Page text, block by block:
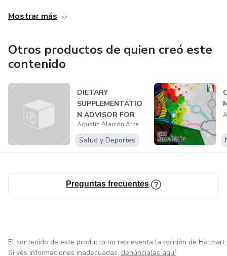
Ser la institución líder en educación deportiva en línea en el
por la formación de talentos pro-activos, capaces de
generar soluciones efectivas, por medio de la innovación
tecnológica en educación.
Respeto
Honestidad
Responsabilidad
Amor
Mostrar más
Otros productos de quien creó este
contenido
DIETARY
SUPPLEMENTATIO
N ADVISOR FOR
PHYSICAL
ACTIVITY AND SP...
Agustín Alarcón Arce
Salud y Deportes
Preguntas frecuentes
El contenido de este producto no representa la opinión de Hotmart.
Si ves informaciones inadecuadas, denúncialas aquí